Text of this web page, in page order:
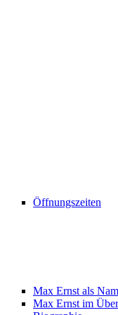
Öffnungszeiten
Max Ernst als
Max Ernst im